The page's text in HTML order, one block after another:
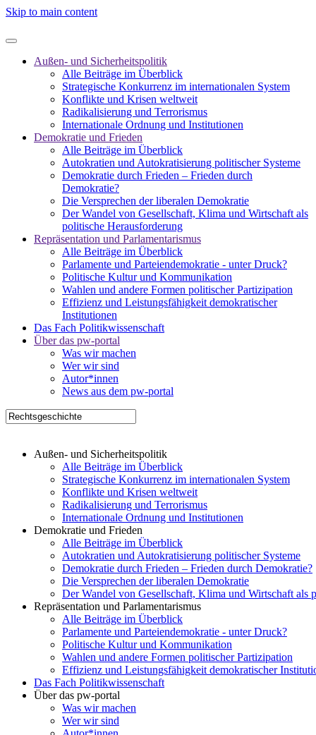
Skip to main content
Außen- und Sicherheitspolitik
Alle Beiträge im Überblick
Strategische Konkurrenz im internationalen System
Konflikte und Krisen weltweit
Radikalisierung und Terrorismus
Internationale Ordnung und Institutionen
Demokratie und Frieden
Alle Beiträge im Überblick
Autokratien und Autokratisierung politischer Systeme
Demokratie durch Frieden – Frieden durch
Demokratie?
Die Versprechen der liberalen Demokratie
Der Wandel von Gesellschaft, Klima und Wirtschaft als
politische Herausforderung
Repräsentation und Parlamentarismus
Alle Beiträge im Überblick
Parlamente und Parteiendemokratie - unter Druck?
Politische Kultur und Kommunikation
Wahlen und andere Formen politischer Partizipation
Effizienz und Leistungsfähigkeit demokratischer
Institutionen
Das Fach Politikwissenschaft
Über das pw-portal
Was wir machen
Wer wir sind
Autor*innen
News aus dem pw-portal
Außen- und Sicherheitspolitik
Alle Beiträge im Überblick
Strategische Konkurrenz im internationalen System
Konflikte und Krisen weltweit
Radikalisierung und Terrorismus
Internationale Ordnung und Institutionen
Demokratie und Frieden
Alle Beiträge im Überblick
Autokratien und Autokratisierung politischer Systeme
Demokratie durch Frieden – Frieden durch Demokratie?
Die Versprechen der liberalen Demokratie
Der Wandel von Gesellschaft, Klima und Wirtschaft als
Repräsentation und Parlamentarismus
Alle Beiträge im Überblick
Parlamente und Parteiendemokratie - unter Druck?
Politische Kultur und Kommunikation
Wahlen und andere Formen politischer Partizipation
Effizienz und Leistungsfähigkeit demokratischer
Das Fach Politikwissenschaft
Über das pw-portal
Was wir machen
Wer wir sind